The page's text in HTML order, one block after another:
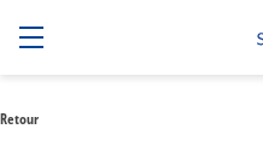
Retour